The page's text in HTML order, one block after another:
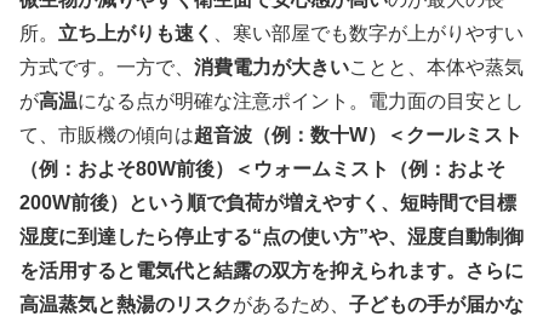
所。 立ち上がりも速く
、寒い部屋でも数字が上がりやすい
方式です。一方で、 消費電力が大きいことと、本体や蒸気
が高温になる点が明確な注意ポイント。電力面の目安とし
て、市販機の傾向は超音波（例：数十W）＜クールミスト
（例：およそ80W前後）＜ウォームミスト（例：およそ
200W前後）という順で負荷が増えやすく、短時間で目標
湿度に到達したら停止する“点の使い方”や、湿度自動制御
を活用すると電気代と結露の双方を抑えられます。さらに
高温蒸気と熱湯のリスクがあるため、 子どもの手が届かな